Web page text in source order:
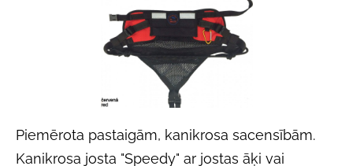
Piemērota pastaigām, kanikrosa sacensībām.
Kanikrosa josta "Speedy" ar jostas āķi vai